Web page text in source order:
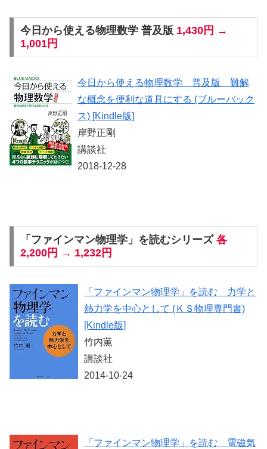
今日から使える物理数学 普及版 1,430円 →
1,001円
今日から使える物理数学 普及版 難解
な概念を便利な道具にする (ブルーバック
ス) [Kindle版]
岸野正剛
講談社
2018-12-28
「ファインマン物理学」を読むシリーズ 各
2,200円 → 1,232円
「ファインマン物理学」を読む 力学と
熱力学を中心として (ＫＳ物理専門書)
[Kindle版]
竹内薫
講談社
2014-10-24
「ファインマン物理学」を読む 電磁気